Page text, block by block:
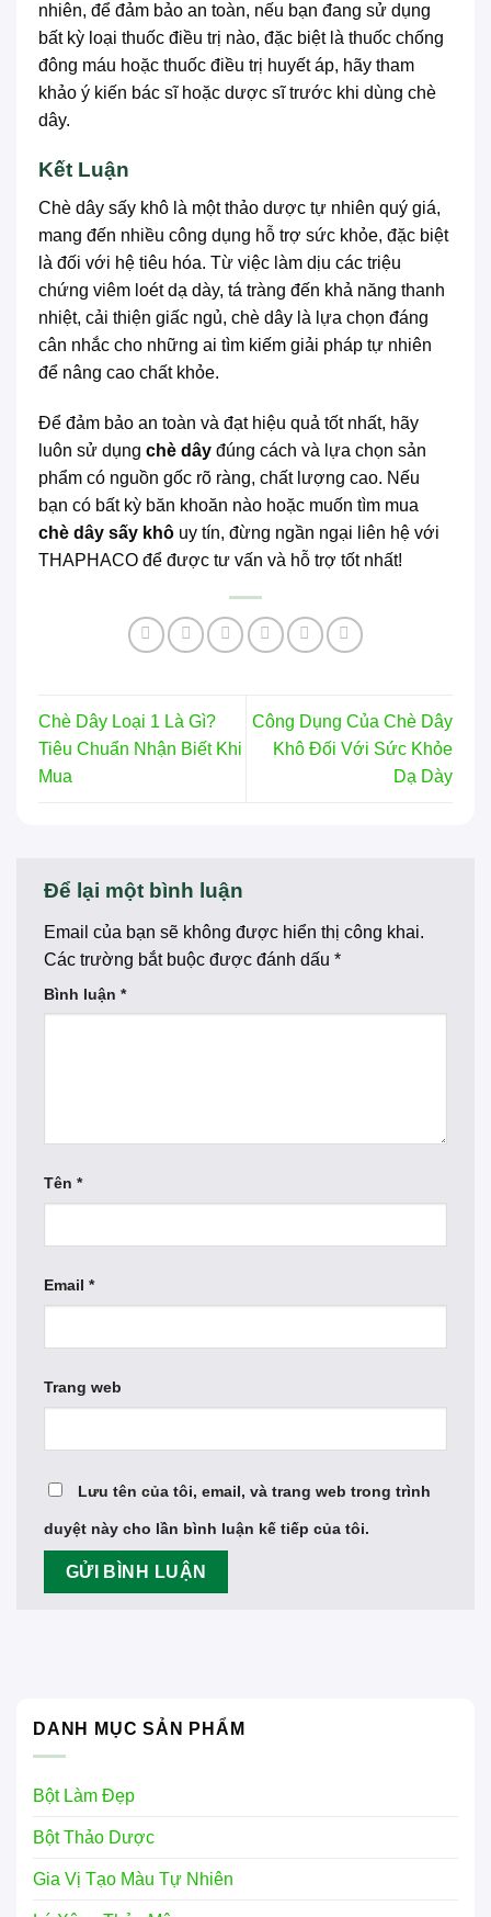
nhiên, để đảm bảo an toàn, nếu bạn đang sử dụng
bất kỳ loại thuốc điều trị nào, đặc biệt là thuốc chống
đông máu hoặc thuốc điều trị huyết áp, hãy tham
khảo ý kiến bác sĩ hoặc dược sĩ trước khi dùng chè
dây.
Kết Luận
Chè dây sấy khô là một thảo dược tự nhiên quý giá,
mang đến nhiều công dụng hỗ trợ sức khỏe, đặc biệt
là đối với hệ tiêu hóa. Từ việc làm dịu các triệu
chứng viêm loét dạ dày, tá tràng đến khả năng thanh
nhiệt, cải thiện giấc ngủ, chè dây là lựa chọn đáng
cân nhắc cho những ai tìm kiếm giải pháp tự nhiên
để nâng cao chất khỏe.
Để đảm bảo an toàn và đạt hiệu quả tốt nhất, hãy
luôn sử dụng chè dây đúng cách và lựa chọn sản
phẩm có nguồn gốc rõ ràng, chất lượng cao. Nếu
bạn có bất kỳ băn khoăn nào hoặc muốn tìm mua
chè dây sấy khô uy tín, đừng ngần ngại liên hệ với
THAPHACO để được tư vấn và hỗ trợ tốt nhất!
Chè Dây Loại 1 Là Gì?
Tiêu Chuẩn Nhận Biết Khi
Mua
Công Dụng Của Chè Dây
Khô Đối Với Sức Khỏe
Dạ Dày
Để lại một bình luận
Email của bạn sẽ không được hiển thị công khai.
Các trường bắt buộc được đánh dấu *
Bình luận *
Tên *
Email *
Trang web
Lưu tên của tôi, email, và trang web trong trình
duyệt này cho lần bình luận kế tiếp của tôi.
DANH MỤC SẢN PHẨM
Bột Làm Đẹp
Bột Thảo Dược
Gia Vị Tạo Màu Tự Nhiên